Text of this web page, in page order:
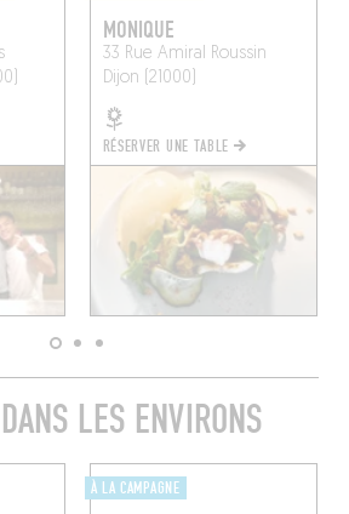
MONIQUE
33 Rue Amiral Roussin
Dijon (21000)
RÉSERVER UNE TABLE
LES ENVIRONS
À LA CAMPAGNE